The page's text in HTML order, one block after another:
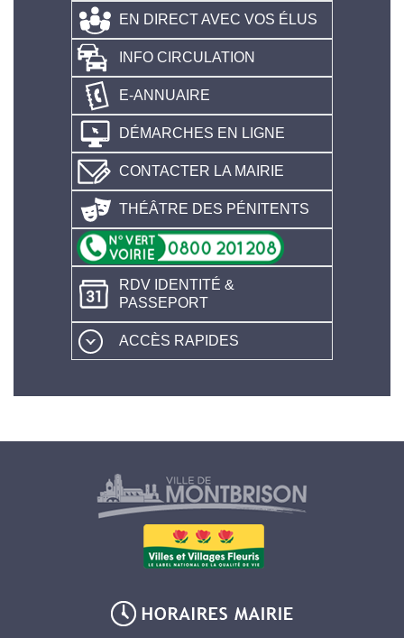
EN DIRECT AVEC VOS ÉLUS
INFO CIRCULATION
E-ANNUAIRE
DÉMARCHES EN LIGNE
CONTACTER LA MAIRIE
THÉÂTRE DES PÉNITENTS
RDV IDENTITÉ &
PASSEPORT
ACCÈS RAPIDES